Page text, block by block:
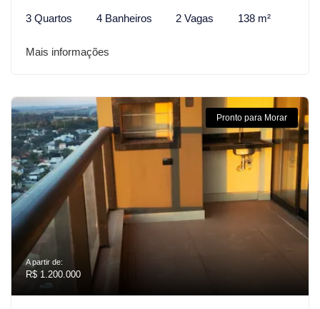
3 Quartos 4 Banheiros 2 Vagas 138 m²
Mais informações
Pronto para Morar
A partir de:
R$ 1.200.000